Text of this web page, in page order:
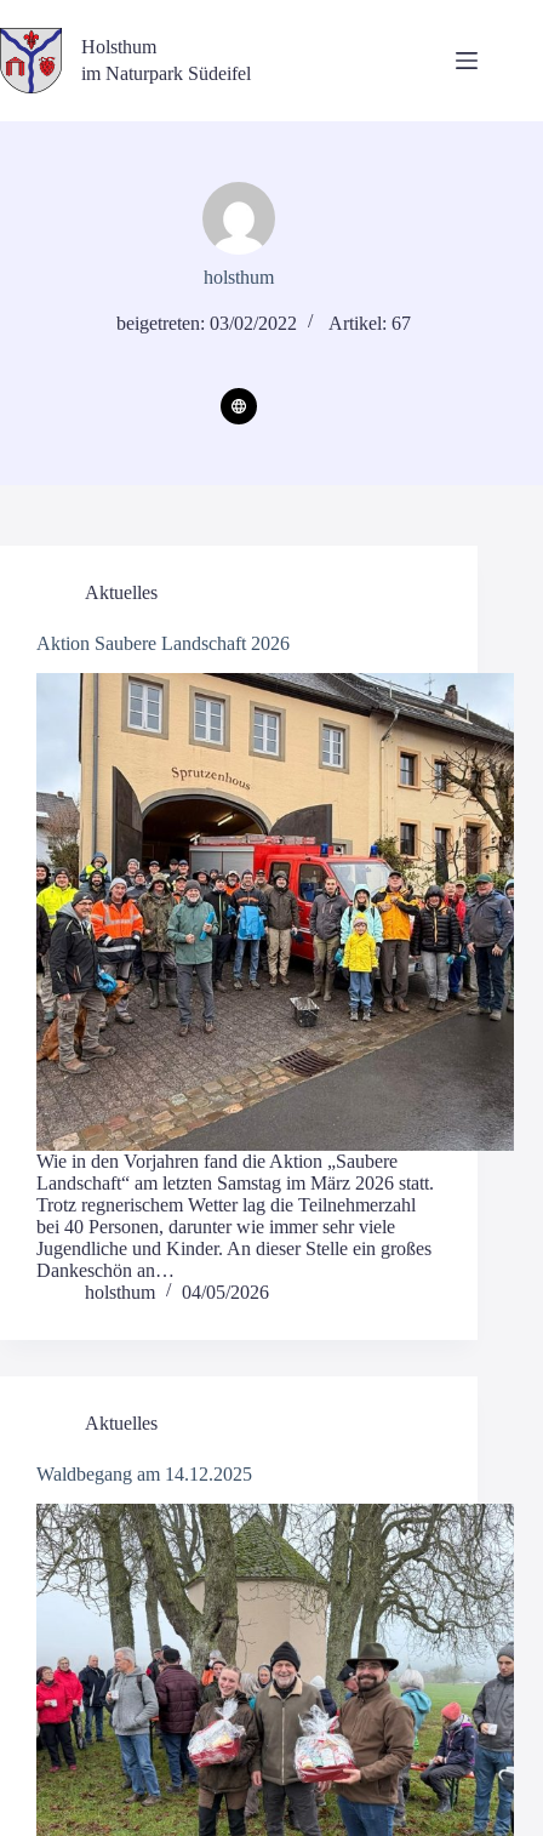
Inhalt
springen
Holsthum
im Naturpark Südeifel
holsthum
beigetreten: 03/02/2022 Artikel: 67
Aktuelles
Aktion Saubere Landschaft 2026
Wie in den Vor­jah­ren fand die Akti­on „Sau­be­re
Land­schaft“ am letz­ten Sams­tag im März 2026 statt.
Trotz reg­ne­ri­schem Wet­ter lag die Teil­neh­mer­zahl
bei 40 Per­so­nen, dar­un­ter wie immer sehr vie­le
Jugend­li­che und Kin­der. An die­ser Stel­le ein gro­ßes
Dan­ke­schön an…
holsthum
04/05/2026
Aktuelles
Waldbegang am 14.12.2025